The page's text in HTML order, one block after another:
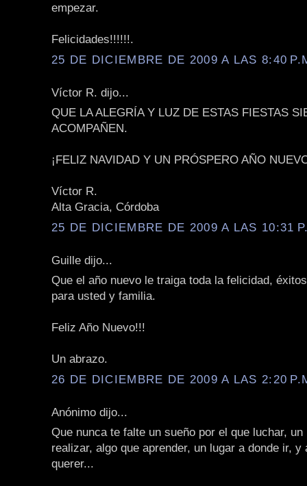
empezar.
Felicidades!!!!!!.
25 DE DICIEMBRE DE 2009 A LAS 8:40
Víctor R. dijo...
QUE LA ALEGRÍA Y LUZ DE ESTAS FIESTAS
ACOMPAÑEN.
¡FELIZ NAVIDAD Y UN PRÓSPERO AÑO
Víctor R.
Alta Gracia, Córdoba
25 DE DICIEMBRE DE 2009 A LAS 10:31
Guille dijo...
Que el año nuevo le traiga toda la felicidad,
para usted y familia.
Feliz Año Nuevo!!!
Un abrazo.
26 DE DICIEMBRE DE 2009 A LAS 2:20
Anónimo dijo...
Que nunca te falte un sueño por el que luchar,
realizar, algo que aprender, un lugar a donde ir, y
querer...